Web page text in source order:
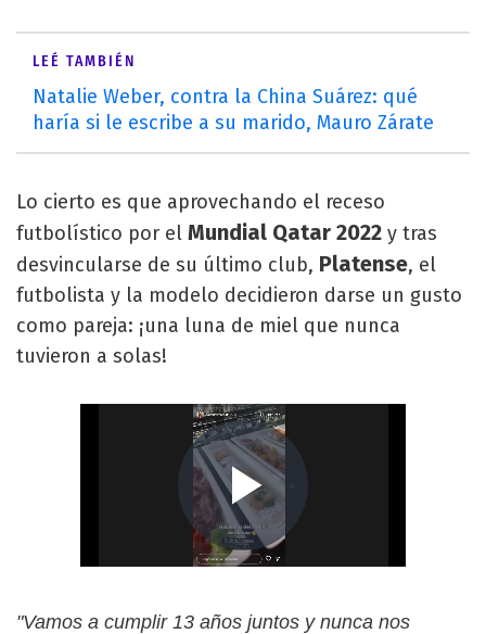
LEÉ TAMBIÉN
Natalie Weber, contra la China Suárez: qué
haría si le escribe a su marido, Mauro Zárate
Lo cierto es que aprovechando el receso
futbolístico por el Mundial Qatar 2022 y tras
desvincularse de su último club, Platense, el
futbolista y la modelo decidieron darse un gusto
como pareja: ¡una luna de miel que nunca
tuvieron a solas!
"Vamos a cumplir 13 años juntos y nunca nos